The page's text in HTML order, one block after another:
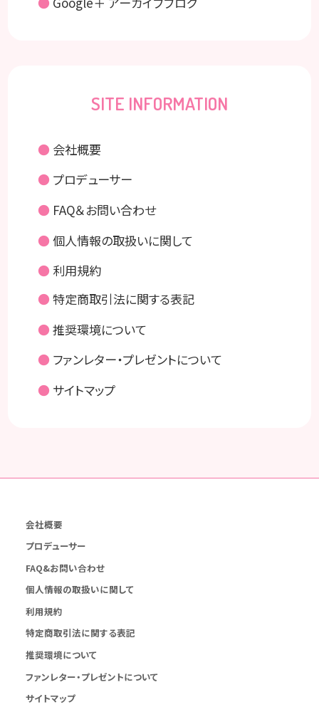
SITE INFORMATION
● 会社概要
● プロデューサー
● FAQ＆お問い合わせ
● 個人情報の取扱いに関して
● 利用規約
● 特定商取引法に関する表記
● 推奨環境について
● ファンレター・プレゼントについて
● サイトマップ
会社概要
プロデューサー
FAQ&お問い合わせ
個人情報の取扱いに関して
利用規約
特定商取引法に関する表記
推奨環境について
ファンレター・プレゼントについて
サイトマップ